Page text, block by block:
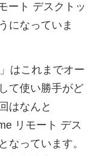
ート デスクトッ
になっていま
はこれまでオー
て使い勝手がど
はなんと
リモート デス
なっています。